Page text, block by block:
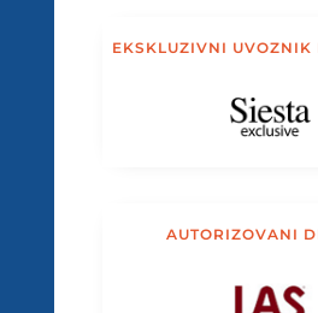
EKSKLUZIVNI UVOZNIK
AUTORIZOVANI